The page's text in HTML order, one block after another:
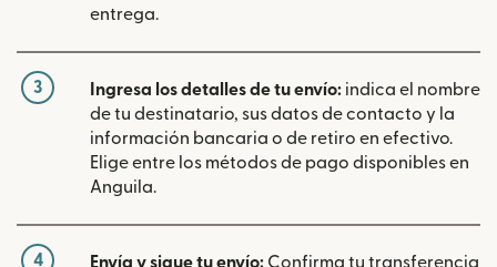
entrega.
3 Ingresa los detalles de tu envío: indica el nombre
de tu destinatario, sus datos de contacto y la
información bancaria o de retiro en efectivo.
Elige entre los métodos de pago disponibles en
Anguila.
4 Envía y sigue tu envío: Confirma tu transferencia